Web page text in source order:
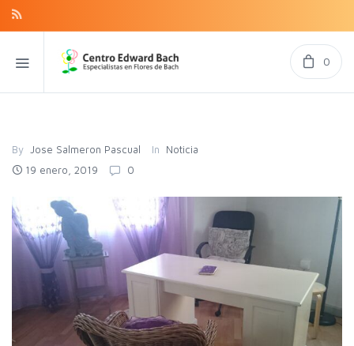
0
By Jose Salmeron Pascual In
Noticia
19 enero, 2019
0